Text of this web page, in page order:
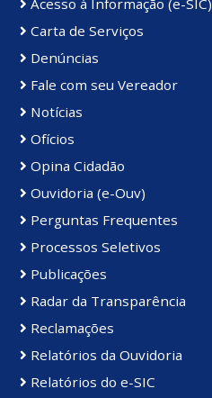
Carta de Serviços
Denúncias
Fale com seu Vereador
Notícias
Ofícios
Opina Cidadão
Ouvidoria (e-Ouv)
Perguntas Frequentes
Processos Seletivos
Publicações
Radar da Transparência
Reclamações
Relatórios da Ouvidoria
Relatórios do e-SIC